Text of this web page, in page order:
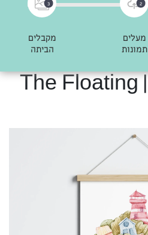
2
מעלים
תמונות
3
מקבלים
הביתה
פוסטר לתליה | The Floating